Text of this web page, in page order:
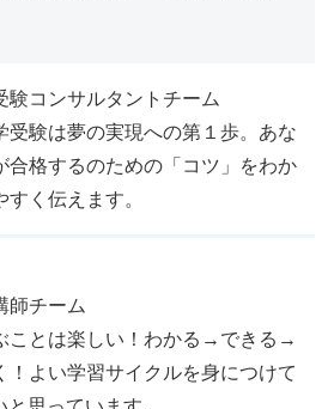
験コンサルタントチーム
受験は夢の実現への第１歩。あな
合格するのための「コツ」をわか
すく伝えます。
師チーム
ことは楽しい！わかる→できる→
！よい学習サイクルを身につけて